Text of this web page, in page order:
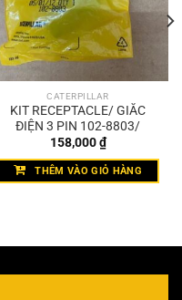
CATERPILLAR
KIT RECEPTACLE/ GIẮC
ĐIỆN 3 PIN 102-8803/
158,000₫
THÊM VÀO GIỎ HÀNG